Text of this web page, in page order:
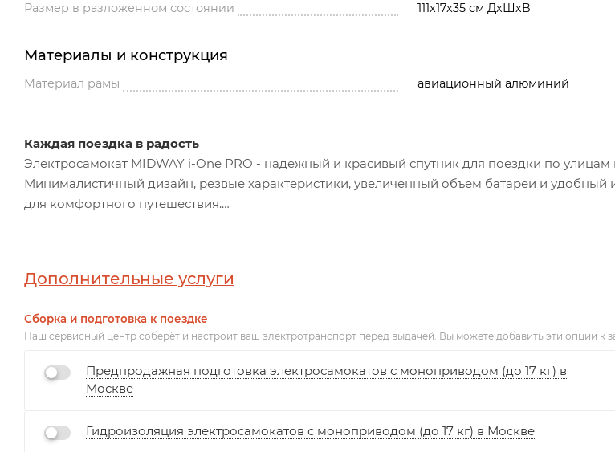
Размер в разложенном состоянии
111x17x35 см ДхШхВ
Материалы и конструкция
Материал рамы авиационный алюминий
Каждая поездка в радость
Электросамокат MIDWAY i-One PRO - надежный и красивый спутник для поездки по улицам
Минималистичный дизайн, резвые характеристики, увеличенный объем батареи и удобный
для комфортного путешествия.
конструкция изготовлена из высокопрочного алюминиевого сплава.
Яркая LED фара мощностью 2 Вт.
Поездки в темное время суток будут безопасны благодаря яркой передней фаре мощностью
ослепления встречных участников движения позволяет угол рассеивания света, который
обзора.
Пневматические 8'' шины
Надувные шины обеспечат плавность во время движения по ровным дорогам города, но
Дополнительные услуги
Сборка и подготовка к поездке
Наш сервисный центр соберёт и настроит ваш электротранспорт перед выдачей. Вы можете добавить эти опции к
Предпродажная подготовка электросамокатов с моноприводом (до 17 кг) в
Москве
Гидроизоляция электросамокатов с моноприводом (до 17 кг) в Москве